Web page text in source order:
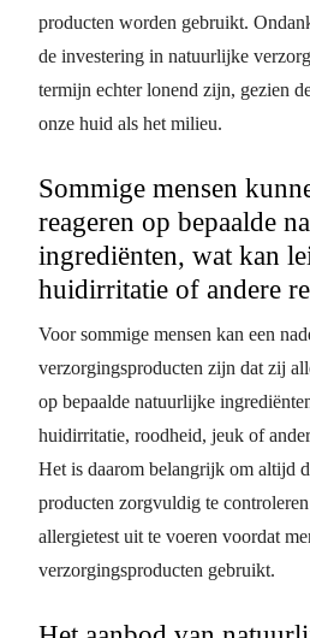
producten worden gebruikt.
de investering in natuurlijke
termijn echter lonend zijn, gezien
onze huid als het milieu.
Sommige mensen
reageren op bepaalde
ingrediënten, wat kan
huidirritatie of andere
Voor sommige mensen kan een
verzorgingsproducten zijn dat zij
op bepaalde natuurlijke
huidirritatie, roodheid, jeuk of
Het is daarom belangrijk om altijd
producten zorgvuldig te
allergietest uit te voeren voordat
verzorgingsproducten gebruikt.